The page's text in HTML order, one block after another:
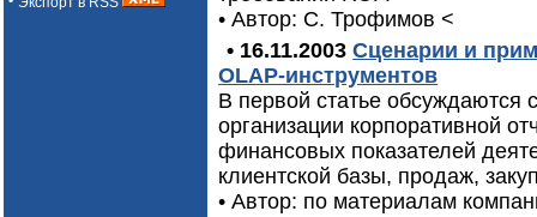
• Автор: С. Трофимов <
• 16.11.2003 Сценарии и
OLAP-инструментов
В первой статье обсуждаются
организации корпоративной
финансовых показателей
клиентской базы, продаж,
• Автор: по материалам